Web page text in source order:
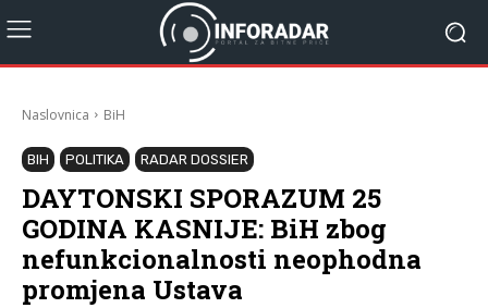
Naslovnica BiH
BIH POLITIKA RADAR DOSSIER
DAYTONSKI SPORAZUM 25
GODINA KASNIJE: BiH zbog
nefunkcionalnosti neophodna
promjena Ustava